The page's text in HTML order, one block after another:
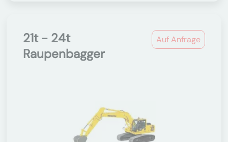
Auf Anfrage
21t - 24t
Raupenbagger